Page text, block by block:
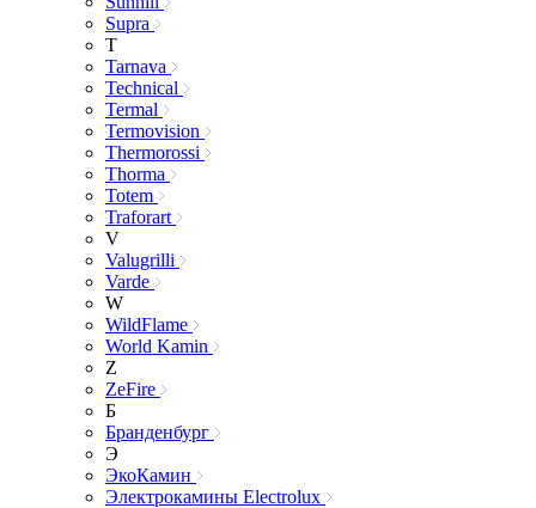
Supra
T
Tarnava
Technical
Termal
Termovision
Thermorossi
Thorma
Totem
Traforart
V
Valugrilli
Varde
W
WildFlame
World Kamin
Z
ZeFire
Б
Бранденбург
Э
ЭкоКамин
Электрокамины Electrolux